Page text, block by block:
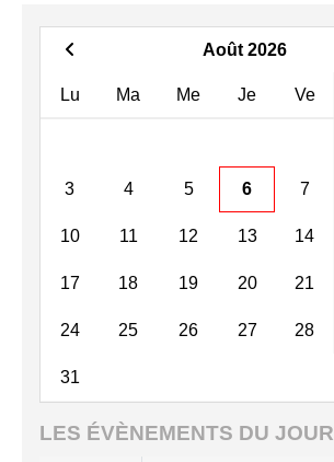
Août 2026
Lu Ma Me Je Ve
3 4 5 6 7
10 11 12 13 14
17 18 19 20 21
24 25 26 27 28
31
LES ÉVÈNEMENTS DU JOUR